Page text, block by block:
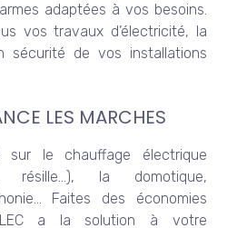
adaptées à vos besoins.
vos travaux d’électricité, la
sécurité de vos installations
LES MARCHES
sur le chauffage électrique
résille…), la domotique,
Faites des économies
a la solution à votre